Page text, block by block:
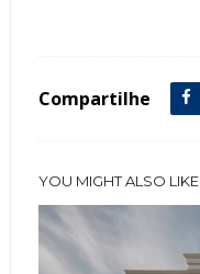
Compartilhe
YOU MIGHT ALSO LIKE